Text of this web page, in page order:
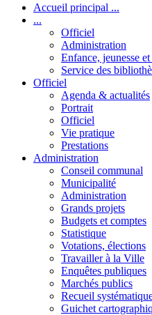
Accueil principal ...
...
Officiel
Administration
Enfance, jeunesse
Service des
Officiel
Agenda & actualités
Portrait
Officiel
Vie pratique
Prestations
Administration
Conseil communal
Municipalité
Administration
Grands projets
Budgets et comptes
Statistique
Votations, élections
Travailler à la Ville
Enquêtes publiques
Marchés publics
Recueil
Guichet